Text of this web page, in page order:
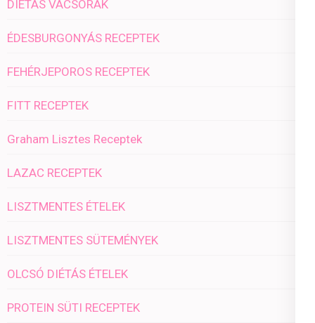
DIÉTÁS VACSORÁK
ÉDESBURGONYÁS RECEPTEK
FEHÉRJEPOROS RECEPTEK
FITT RECEPTEK
Graham Lisztes Receptek
LAZAC RECEPTEK
LISZTMENTES ÉTELEK
LISZTMENTES SÜTEMÉNYEK
OLCSÓ DIÉTÁS ÉTELEK
PROTEIN SÜTI RECEPTEK